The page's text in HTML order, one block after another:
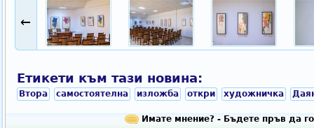
←
Етикети към тази новина:
Втора самостоятелна изложба откри художничка
Имате мнение? - Бъдете пръв да го